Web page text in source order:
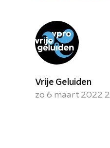
Vrije Geluiden
zo 6 maart 2022